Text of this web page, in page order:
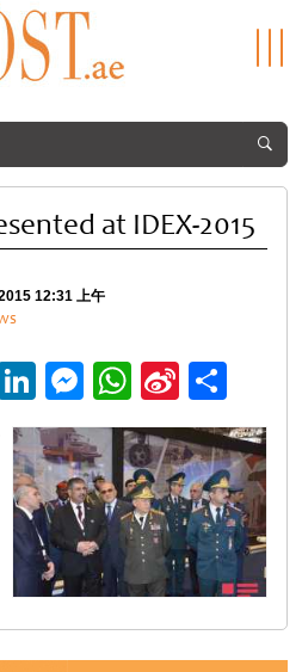
at IDEX-2015
12:31 上午
LinkedIn
Messenger
WhatsApp
Sina
Weibo
享